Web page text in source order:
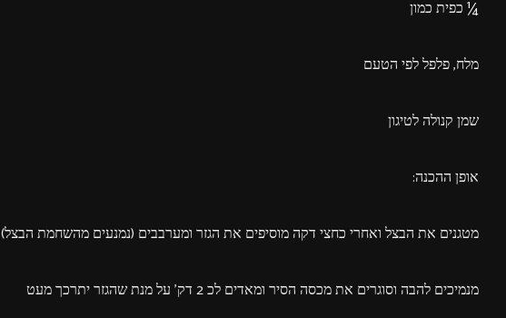
¼ כפית כמון
מלח, פלפל לפי הטעם
שמן קנולה לטיגון
אופן ההכנה:
מטגנים את הבצל ואחרי כחצי דקה מוסיפים את הגזר ומערבבים (נמנעים מהשחמת הבצל)
מנמיכים להבה וסוגרים את מכסה הסיר ומאדים לכ 2 דק' על מנת שהגזר יתרכך מעט